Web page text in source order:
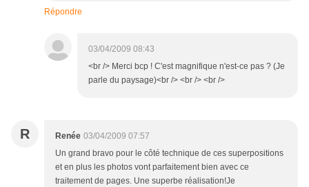
Répondre
03/04/2009 08:43
<br /> Merci bcp ! C'est magnifique n'est-ce pas ? (Je
parle du paysage)<br /> <br /> <br />
R Renée 03/04/2009 07:57
Un grand bravo pour le côté technique de ces superpositions
et en plus les photos vont parfaitement bien avec ce
traitement de pages. Une superbe réalisation!Je